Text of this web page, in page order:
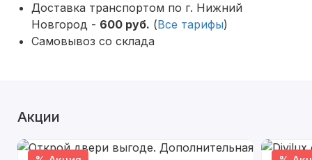
Доставка транспортом по г. Нижний
Новгород - 600 руб. (Все тарифы)
Самовывоз со склада
Акции